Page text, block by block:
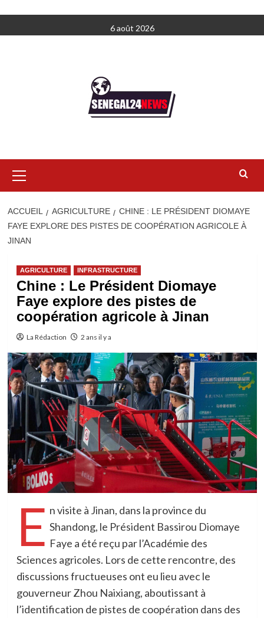
au
6 août 2026
principal
ACCUEIL AGRICULTURE
CHINE : LE PRÉSIDENT DIOMAYE
FAYE EXPLORE DES PISTES DE COOPÉRATION AGRICOLE À
JINAN
AGRICULTURE INFRASTRUCTURE
Chine : Le Président Diomaye
Faye explore des pistes de
coopération agricole à Jinan
La Rédaction 2 ans il y a
E n visite à Jinan, dans la province du
Shandong, le Président Bassirou Diomaye
Faye a été reçu par l’Académie des
Sciences agricoles. Lors de cette rencontre, des
discussions fructueuses ont eu lieu avec le
gouverneur Zhou Naixiang, aboutissant à
l’identification de pistes de coopération dans des